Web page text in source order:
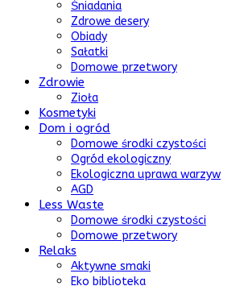
Śniadania
Zdrowe desery
Obiady
Sałatki
Domowe przetwory
Zdrowie
Zioła
Kosmetyki
Dom i ogród
Domowe środki czystości
Ogród ekologiczny
Ekologiczna uprawa warzyw
AGD
Less Waste
Domowe środki czystości
Domowe przetwory
Relaks
Aktywne smaki
Eko biblioteka